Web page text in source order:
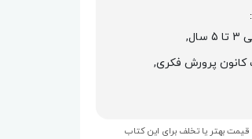
کانون پرورش فکری,
بهتر یا تخلف برای این کتاب